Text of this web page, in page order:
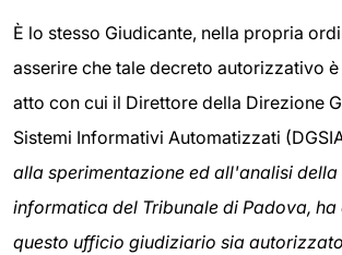
È lo stesso Giudicante, nella propria
asserire che tale decreto autorizzativo
atto con cui il Direttore della Direzione
Sistemi Informativi Automatizzati
alla sperimentazione ed all'analisi
informatica del Tribunale di Padova,
questo ufficio giudiziario sia